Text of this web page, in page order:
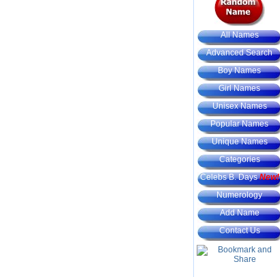
All Names
Advanced Search
Boy Names
Girl Names
Unisex Names
Popular Names
Unique Names
Categories
Celebs B. DaysNew!
Numerology
Add Name
Contact Us